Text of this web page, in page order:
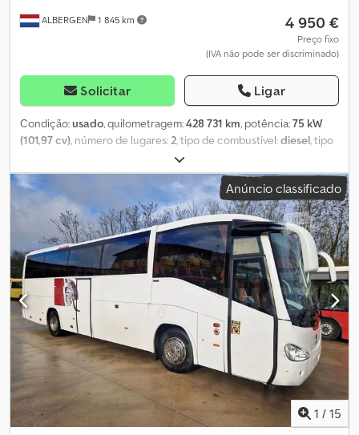
ALBERGEN 1 845 km 4 950 €
Preço fixo
(IVA não pode ser discriminado)
Solicitar Ligar
Condição:usado, quilometragem:428 731 km, potência:75 kW
(101,97 cv), número de lugares:2, tipo de combustível:diesel, tipo
, cor:preto
05/1999, classe de emissão:euro2, número de proprietários
anteriores:
, Ano de fabrico:1999, Equipamento:acoplamento
de reboque, controlo de velocidade de cruzeiro, direção
assistida, faróis de nevoeiro, fecho centralizado, histórico
completo de manutenção , = Opções e acessórios adicionais = -
Tomada de 12 volts - Vidros elétricos - Fecho centralizado com
controlo remoto - Faróis de nevoeiro - Rádio - Rádio com suporte
para MP3 = Mais informações = Informações gerais Número de
portas: 4 Ano do modelo: 2026 Informações técnicas Número de
cilindros: 5 Cilindrada do motor: 2.461 cc Transmissão: 5
velocidades, caixa manual Pesos Peso em vazio: 1.671 kg Carga útil:
1.009 kg Peso bruto: 2.680 kg Peso máximo de reboque: 1.820 kg
(700 kg sem travões) Dcodpfx Akey Tk U Eeqek Interior Cor do
interior: preto Estado Número de chaves: 2 (1 controlo remoto)
Segurança do produto Fabricante: Dani Autobedrijven B.V.
Ootmarsumseweg 110 7665SE ALBERGEN, NL
Anúncio classificado
1 / 15